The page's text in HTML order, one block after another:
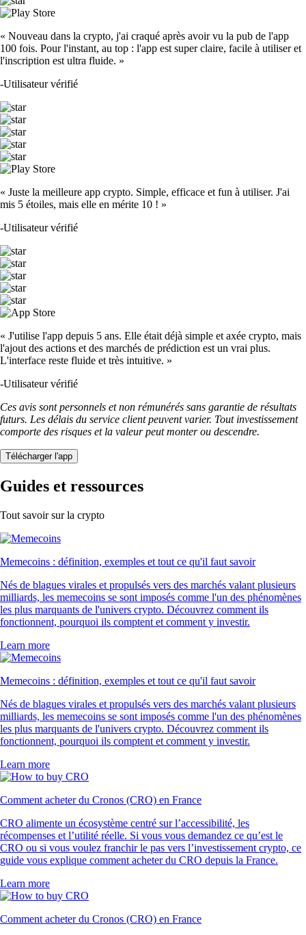
« Nouveau dans la crypto, j'ai craqué après avoir vu la pub de l'app
100 fois. Pour l'instant, au top : l'app est super claire, facile à utiliser et
l'inscription est ultra fluide. »
-Utilisateur vérifié
« Juste la meilleure app crypto. Simple, efficace et fun à utiliser. J'ai
mis 5 étoiles, mais elle en mérite 10 ! »
-Utilisateur vérifié
« J'utilise l'app depuis 5 ans. Elle était déjà simple et axée crypto, mais
l'ajout des actions et des marchés de prédiction est un vrai plus.
L'interface reste fluide et très intuitive. »
-Utilisateur vérifié
Ces avis sont personnels et non rémunérés sans garantie de résultats
futurs. Les délais du service client peuvent varier. Tout investissement
comporte des risques et la valeur peut monter ou descendre.
Télécharger l'app
Guides et ressources
Tout savoir sur la crypto
Memecoins : définition, exemples et tout ce qu'il faut savoir
Nés de blagues virales et propulsés vers des marchés valant plusieurs
milliards, les memecoins se sont imposés comme l'un des phénomènes
les plus marquants de l'univers crypto. Découvrez comment ils
fonctionnent, pourquoi ils comptent et comment y investir.
Learn more
Memecoins : définition, exemples et tout ce qu'il faut savoir
Nés de blagues virales et propulsés vers des marchés valant plusieurs
milliards, les memecoins se sont imposés comme l'un des phénomènes
les plus marquants de l'univers crypto. Découvrez comment ils
fonctionnent, pourquoi ils comptent et comment y investir.
Learn more
Comment acheter du Cronos (CRO) en France
CRO alimente un écosystème centré sur l’accessibilité, les
récompenses et l’utilité réelle. Si vous vous demandez ce qu’est le
CRO ou si vous voulez franchir le pas vers l’investissement crypto, ce
guide vous explique comment acheter du CRO depuis la France.
Learn more
Comment acheter du Cronos (CRO) en France